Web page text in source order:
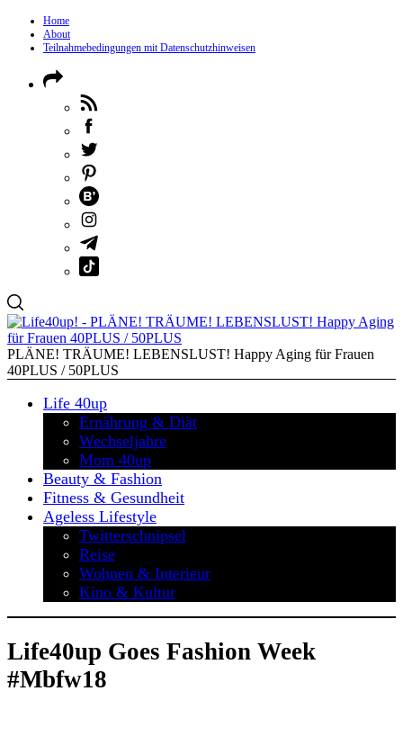
Home
About
Teilnahmebedingungen mit Datenschutzhinweisen
PLÄNE! TRÄUME! LEBENSLUST! Happy Aging für Frauen
40PLUS / 50PLUS
Life 40up
Ernährung & Diät
Wechseljahre
Mom 40up
Beauty & Fashion
Fitness & Gesundheit
Ageless Lifestyle
Twitterschnipsel
Reise
Wohnen & Interieur
Kino & Kultur
Life40up Goes Fashion Week
#mbfw18